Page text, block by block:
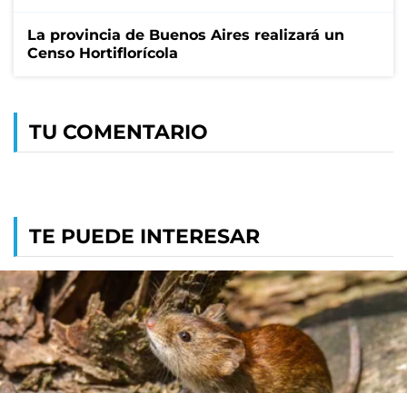
La provincia de Buenos Aires realizará un
Censo Hortiflorícola
TU COMENTARIO
TE PUEDE INTERESAR